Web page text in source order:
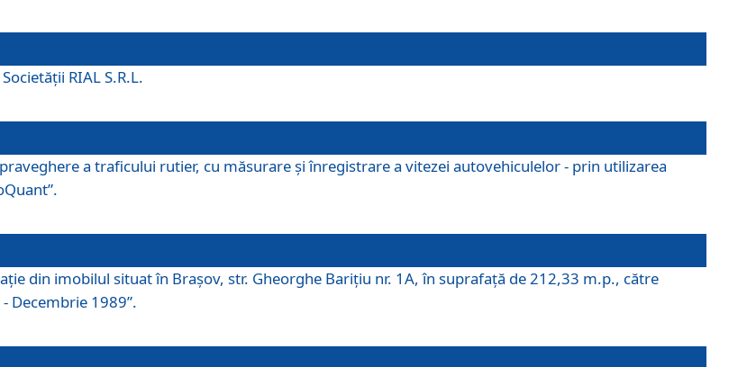
RIAL S.R.L.
a traficului rutier, cu măsurare și înregistrare a vitezei autovehiculelor - prin utilizarea
din imobilul situat în Braşov, str. Gheorghe Bariţiu nr. 1A, în suprafaţă de 212,33 m.p., către
Decembrie 1989”.